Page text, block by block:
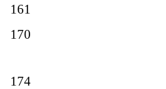
161
170
174